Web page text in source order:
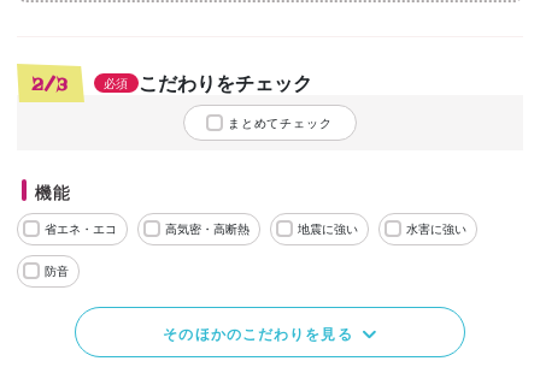
2/3 必須 こだわりをチェック
まとめてチェック
機能
省エネ・エコ 高気密・高断熱 地震に強い 水害に強い
防音
そのほかのこだわりを見る